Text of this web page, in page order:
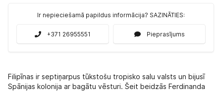
Ir nepieciešamā papildus informācija? SAZINĀTIES:
+371 26955551 Pieprasījums
Filipīnas ir septiņarpus tūkstošu tropisko salu valsts un bijusī
Spānijas kolonija ar bagātu vēsturi. Šeit beidzās Ferdinanda